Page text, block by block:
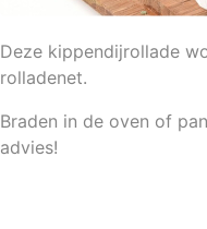
Deze kippendijrollade
rolladenet.
Braden in de oven of
advies!